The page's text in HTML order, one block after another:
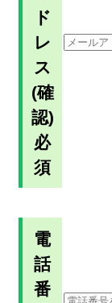
ド
レ
ス
(確
認)
必
須
電
話
番